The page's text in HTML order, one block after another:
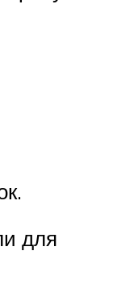
для